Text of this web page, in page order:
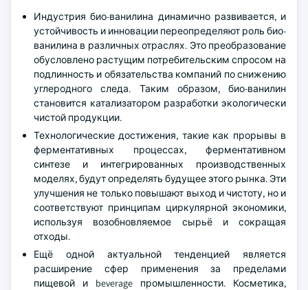
Индустрия био-ванилина динамично развивается, и
устойчивость и инновации переопределяют роль био-
ванилина в различных отраслях. Это преобразование
обусловлено растущим потребительским спросом на
подлинность и обязательства компаний по снижению
углеродного следа. Таким образом, био-ванилин
становится катализатором разработки экологически
чистой продукции.
Технологические достижения, такие как прорывы в
ферментативных процессах, ферментативном
синтезе и интегрированных производственных
моделях, будут определять будущее этого рынка. Эти
улучшения не только повышают выход и чистоту, но и
соответствуют принципам циркулярной экономики,
используя возобновляемое сырьё и сокращая
отходы.
Ещё одной актуальной тенденцией является
расширение сфер применения за пределами
пищевой и beverage промышленности. Косметика,